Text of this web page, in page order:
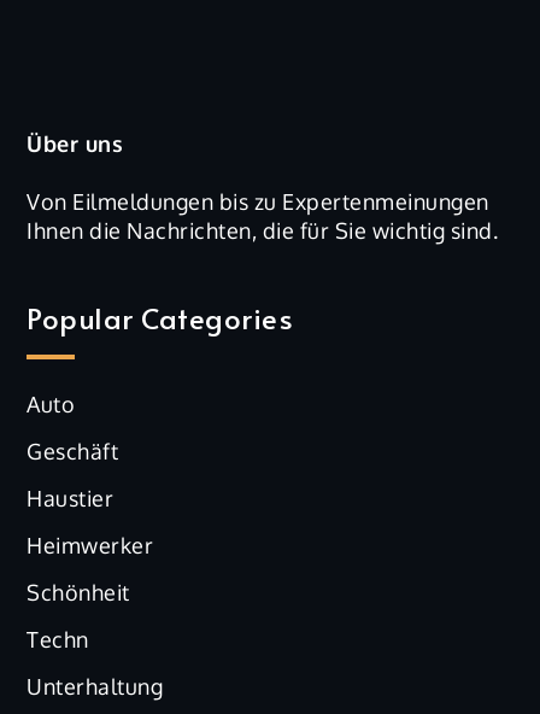
Über uns
Von Eilmeldungen bis zu Expertenmeinungen
Ihnen die Nachrichten, die für Sie wichtig sind.
Popular Categories
Auto
Geschäft
Haustier
Heimwerker
Schönheit
Techn
Unterhaltung